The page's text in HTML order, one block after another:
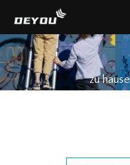
zu hause